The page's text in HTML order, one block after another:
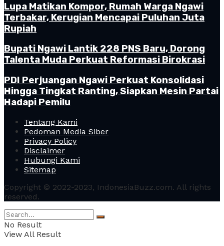
Lupa Matikan Kompor, Rumah Warga Ngawi
Terbakar, Kerugian Mencapai Puluhan Juta
Rupiah
Bupati Ngawi Lantik 228 PNS Baru, Dorong
Talenta Muda Perkuat Reformasi Birokrasi
PDI Perjuangan Ngawi Perkuat Konsolidasi
Hingga Tingkat Ranting, Siapkan Mesin Partai
Hadapi Pemilu
Tentang Kami
Pedoman Media Siber
Privacy Policy
Disclaimer
Hubungi Kami
Sitemap
Copyright © 2022-2023, IndonesiaBuzz.com. All rights
reserved.
No Result
View All Result